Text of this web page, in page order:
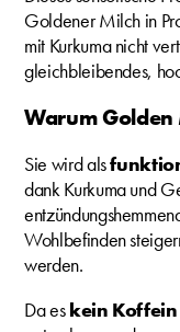
Goldener Milch in
mit Kurkuma nicht
gleichbleibendes,
Warum
Sie wird als
dank Kurkuma und
Wohlbefinden
werden.
Da eskein